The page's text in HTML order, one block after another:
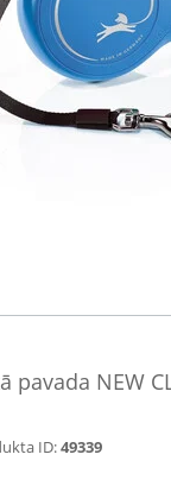
pavada NEW
ID:49339